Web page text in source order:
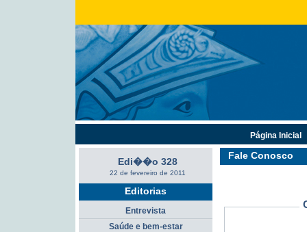
Fale Conosco
Edi��o 328
22 de fevereiro de 2011
Editorias
Entrevista
Saúde e bem-estar
Página Inicial